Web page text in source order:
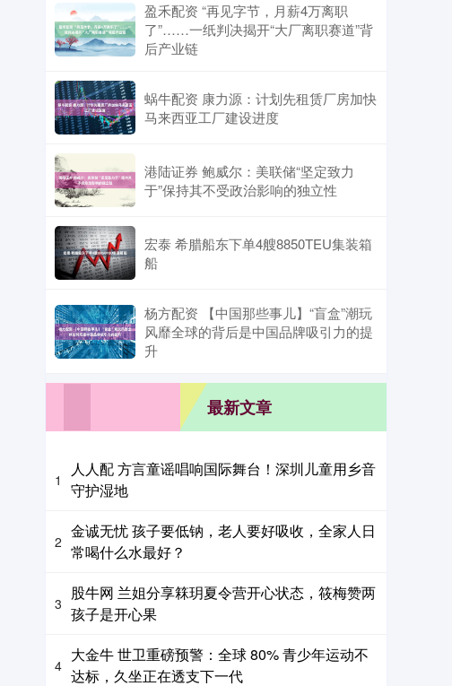
盈禾配资 “再见字节，月薪4万离职
了”……一纸判决揭开“大厂离职赛道”背
后产业链
蜗牛配资 康力源：计划先租赁厂房加快
马来西亚工厂建设进度
港陆证券 鲍威尔：美联储“坚定致力
于”保持其不受政治影响的独立性
宏泰 希腊船东下单4艘8850TEU集装箱
船
杨方配资 【中国那些事儿】“盲盒”潮玩
风靡全球的背后是中国品牌吸引力的提
升
最新文章
1
人人配 方言童谣唱响国际舞台！深圳儿童用乡音
守护湿地
2
金诚无忧 孩子要低钠，老人要好吸收，全家人日
常喝什么水最好？
3
股牛网 兰姐分享箖玥夏令营开心状态，筱梅赞两
孩子是开心果
4
大金牛 世卫重磅预警：全球 80% 青少年运动不
达标，久坐正在透支下一代